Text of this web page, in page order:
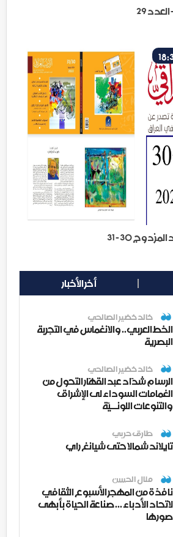
29
30 - 31
أخر الأخبار
خالد خضير الصالحي
الخط العربي.. والانغماس في التجربة
البصرية
خالد خضير الصالحي
الرسام شدّاد عبد القهّار التحول من
الغمامات السوداء لى الإشراق
والتنوعات اللونــيّة
طارق حربي
تايلاند شمالا حتى شيانغ راي
منال الحسن
نافذة من المهجر الأسبوع الثقافي
لاتحاد الأدباء ... صناعة الحياة بأبهى
صورها